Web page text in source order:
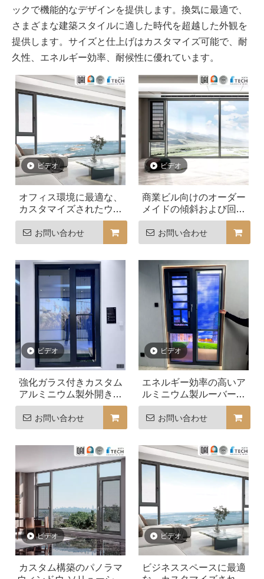
ックで機能的なデザインを提供します。換気に最適で、
さまざまな建築スタイルに適した時代を超越した外観を
提供します。サイズと仕上げはカスタマイズ可能で、耐
久性、エネルギー効率、耐候性に優れています。
ビデオ
オフィス環境に最適な、
カスタマイズされたウィ
ンドウの傾きと回転
お問い合わせ
ビデオ
商業ビル向けのオーダー
メイドの傾斜および回転
窓
お問い合わせ
ビデオ
強化ガラス付きカスタム
アルミニウム製外開き開
き窓
お問い合わせ
ビデオ
エネルギー効率の高いア
ルミニウム製ルーバー窓
とドア
お問い合わせ
ビデオ
カスタム構築のパノラマ
ビデオ
ビジネススペースに最適